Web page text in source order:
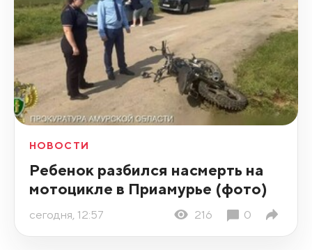
НОВОСТИ
Ребенок разбился насмерть на
мотоцикле в Приамурье (фото)
сегодня, 12:57 216 0